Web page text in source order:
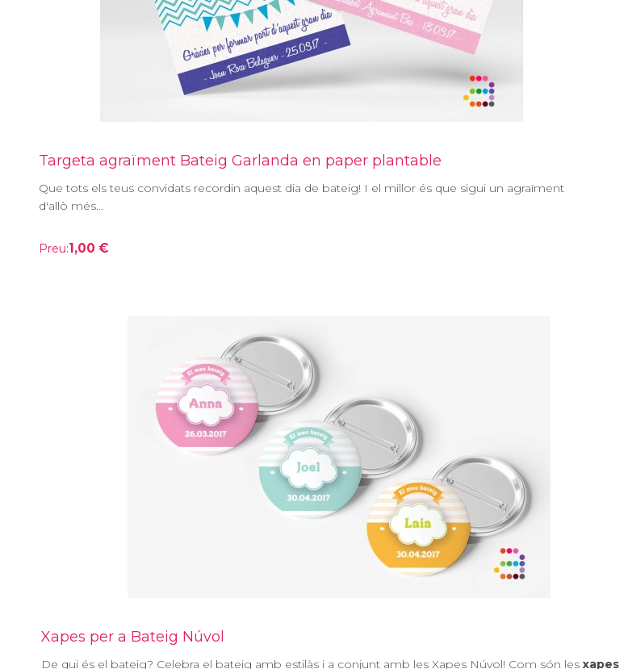
Targeta agraïment Bateig Garlanda en paper plantable
Que tots els teus convidats recordin aquest dia de bateig! I el millor és que sigui un agraïment
d'allò més...
Preu:1,00 €
Xapes per a Bateig Núvol
De qui és el bateig? Celebra el bateig amb estilàs i a conjunt amb les Xapes Núvol! Com són les xapes